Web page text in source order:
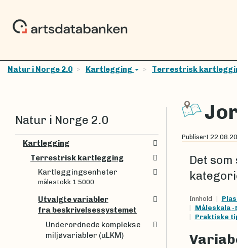
Natur i Norge 2.0 Kartlegging Terrestrisk
Publisert
Det
Innhold
Måleskala -
Praktiske
Natur i Norge 2.0
Kartlegging
Terrestrisk kartlegging
Kartleggingsenheter
målestokk 1:5000
Utvalgte variabler
fra beskrivelsessystemet
Underordnede komplekse
miljøvariabler (uLKM)